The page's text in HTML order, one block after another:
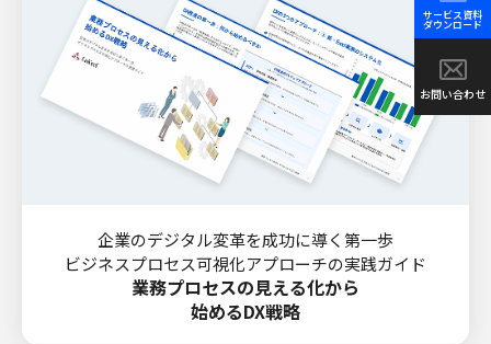
サービス資料
ダウンロード
お問い合わせ
企業のデジタル変革を成功に導く第一歩
ビジネスプロセス可視化アプローチの実践ガイド
業務プロセスの見える化から
始めるDX戦略